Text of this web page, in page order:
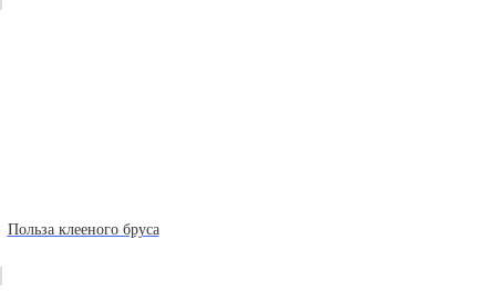
Польза клееного бруса